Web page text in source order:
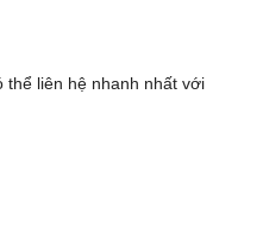
thể liên hệ nhanh nhất với